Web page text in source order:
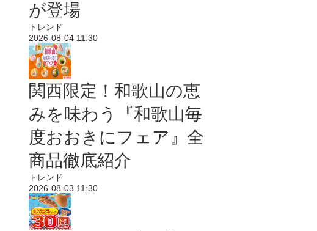
が登場
トレンド
2026-08-04 11:30
関西限定！和歌山の恵
みを味わう『和歌山毎
度おおきにフェア』全
商品徹底紹介
トレンド
2026-08-03 11:30